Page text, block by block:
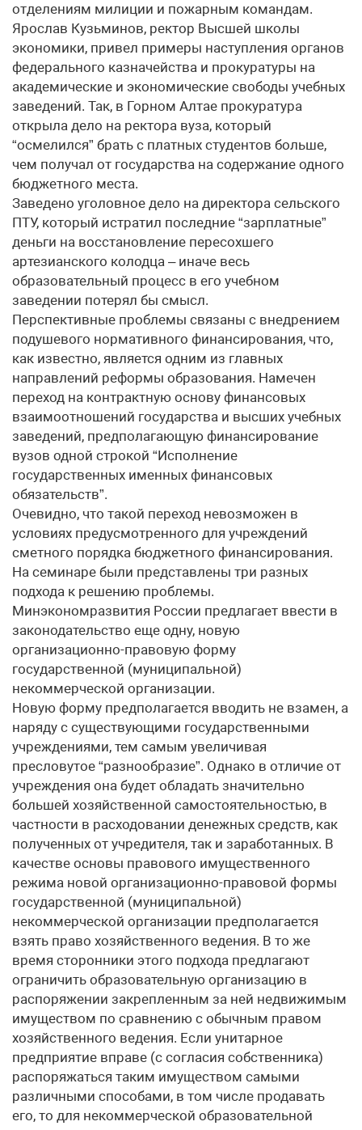
отделениям милиции и пожарным командам.
Ярослав Кузьминов, ректор Высшей школы
экономики, привел примеры наступления органов
федерального казначейства и прокуратуры на
академические и экономические свободы учебных
заведений. Так, в Горном Алтае прокуратура
открыла дело на ректора вуза, который
“осмелился” брать с платных студентов больше,
чем получал от государства на содержание одного
бюджетного места.
Заведено уголовное дело на директора сельского
ПТУ, который истратил последние “зарплатные”
деньги на восстановление пересохшего
артезианского колодца – иначе весь
образовательный процесс в его учебном
заведении потерял бы смысл.
Перспективные проблемы связаны с внедрением
подушевого нормативного финансирования, что,
как известно, является одним из главных
направлений реформы образования. Намечен
переход на контрактную основу финансовых
взаимоотношений государства и высших учебных
заведений, предполагающую финансирование
вузов одной строкой “Исполнение
государственных именных финансовых
обязательств”.
Очевидно, что такой переход невозможен в
условиях предусмотренного для учреждений
сметного порядка бюджетного финансирования.
На семинаре были представлены три разных
подхода к решению проблемы.
Минэкономразвития России предлагает ввести в
законодательство еще одну, новую
организационно-правовую форму
государственной (муниципальной)
некоммерческой организации.
Новую форму предполагается вводить не взамен, а
наряду с существующими государственными
учреждениями, тем самым увеличивая
пресловутое “разнообразие”. Однако в отличие от
учреждения она будет обладать значительно
большей хозяйственной самостоятельностью, в
частности в расходовании денежных средств, как
полученных от учредителя, так и заработанных. В
качестве основы правового имущественного
режима новой организационно-правовой формы
государственной (муниципальной)
некоммерческой организации предполагается
взять право хозяйственного ведения. В то же
время сторонники этого подхода предлагают
ограничить образовательную организацию в
распоряжении закрепленным за ней недвижимым
имуществом по сравнению с обычным правом
хозяйственного ведения. Если унитарное
предприятие вправе (с согласия собственника)
распоряжаться таким имуществом самыми
различными способами, в том числе продавать
его, то для некоммерческой образовательной